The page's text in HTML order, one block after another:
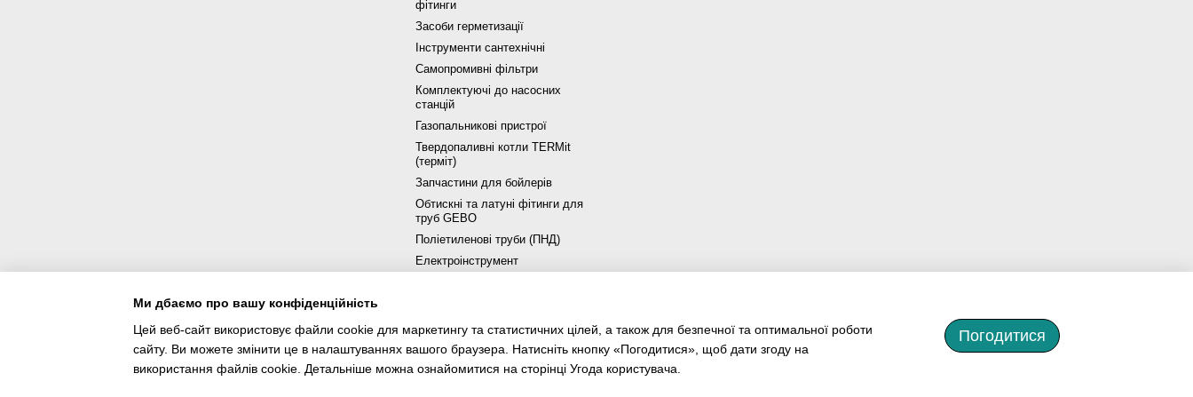
фітинги
Засоби герметизації
Інструменти сантехнічні
Самопромивні фільтри
Комплектуючі до насосних
станцій
Газопальникові пристрої
Твердопаливні котли TERMit
(терміт)
Запчастини для бойлерів
Обтискні та латуні фітинги для
труб GEBO
Поліетиленові труби (ПНД)
Електроінструмент
живлення
Ми дбаємо про вашу конфіденційність
Цей веб-сайт використовує файли cookie для маркетингу та статистичних цілей, а також для безпечної та оптимальної роботи
сайту. Ви можете змінити це в налаштуваннях вашого браузера. Натисніть кнопку «Погодитися», щоб дати згоду на
використання файлів cookie. Детальніше можна ознайомитися на сторінці Угода користувача
Погодитися